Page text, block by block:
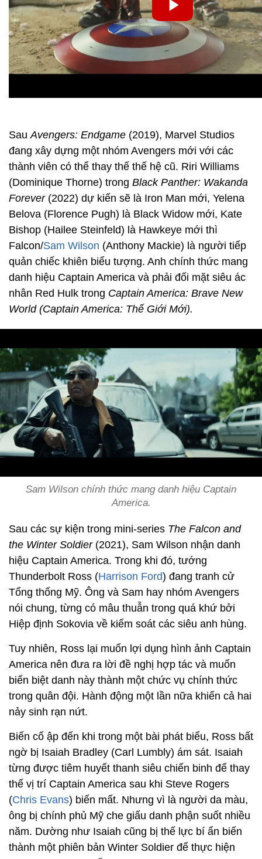
SauAvengers: Endgame (2019), Marvel Studios
đang xây dựng một nhóm Avengers mới với các
thành viên có thể thay thế thế hệ cũ. Riri Williams
(Dominique Thorne) trong Black Panther: Wakanda
Forever(2022) dự kiến sẽ là Iron Man mới, Yelena
Belova (Florence Pugh) là Black Widow mới, Kate
Bishop (Hailee Steinfeld) là Hawkeye mới thì
Falcon/Sam Wilson (Anthony Mackie) là người tiếp
quản chiếc khiên biểu tượng. Anh chính thức mang
danh hiệu Captain America và phải đối mặt siêu ác
nhân Red Hulk trong Captain America: Brave New
World (Captain America: Thế Giới Mới).
Sam Wilson chính thức mang danh hiệu Captain
America.
Sau các sự kiện trong mini-series The Falcon and
the Winter Soldier(2021), Sam Wilson nhận danh
hiệu Captain America. Trong khi đó, tướng
Thunderbolt Ross (Harrison Ford) đang tranh cử
Tổng thống Mỹ. Ông và Sam hay nhóm Avengers
nói chung, từng có mâu thuẫn trong quá khứ bởi
Hiệp định Sokovia về kiểm soát các siêu anh hùng.
Tuy nhiên, Ross lại muốn lợi dụng hình ảnh Captain
America nên đưa ra lời đề nghị hợp tác và muốn
biến biệt danh này thành một chức vụ chính thức
trong quân đội. Hành động một lần nữa khiến cả hai
nảy sinh rạn nứt.
Biến cố ập đến khi trong một bài phát biểu, Ross bất
ngờ bị Isaiah Bradley (Carl Lumbly) ám sát. Isaiah
từng được tiêm huyết thanh siêu chiến binh để thay
thế vị trí Captain America sau khi Steve Rogers
(Chris Evans) biến mất. Nhưng vì là người da màu,
ông bị chính phủ Mỹ che giấu danh phận suốt nhiều
năm. Dường như Isaiah cũng bị thế lực bí ẩn biến
thành một phiên bản Winter Soldier để thực hiện